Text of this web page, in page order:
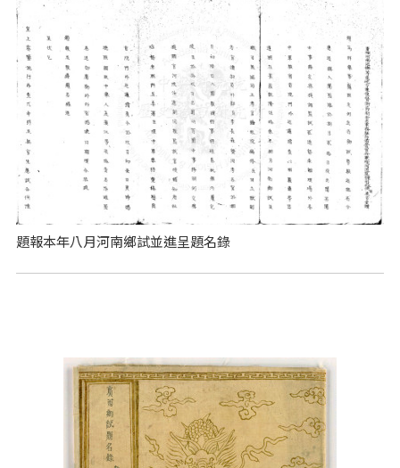
題報本年八月河南鄉試並進呈題名錄